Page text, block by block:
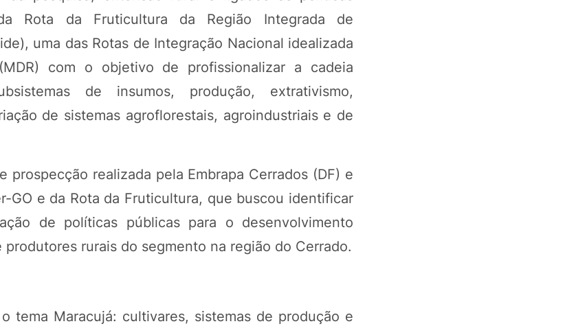
Rota da Fruticultura da Região Integrada de
uma das Rotas de Integração Nacional idealizada
com o objetivo de profissionalizar a cadeia
de insumos, produção, extrativismo,
de sistemas agroflorestais, agroindustriais e de
realizada pela Embrapa Cerrados (DF) e
GO e da Rota da Fruticultura, que buscou identificar
de políticas públicas para o desenvolvimento
rurais do segmento na região do Cerrado.
tema Maracujá: cultivares, sistemas de produção e